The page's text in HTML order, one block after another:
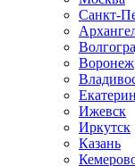
Санкт-
Воронеж
Ижевск
Иркутск
Казань